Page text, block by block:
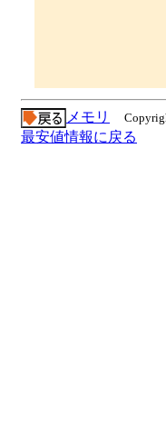
メモリ
最安値情報に戻る